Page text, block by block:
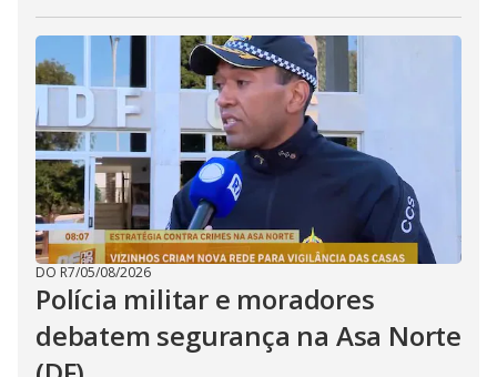
DO R7/05/08/2026
Polícia militar e moradores
debatem segurança na Asa Norte